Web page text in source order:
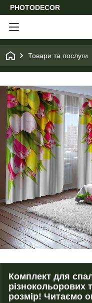
PHOTODECOR
Товари та послуги
Комплект для
різнокольорових
розмір! Читаємо